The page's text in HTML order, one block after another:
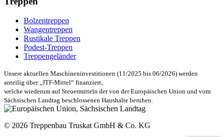
Bolzentreppen
Wangentreppen
Rustikale Treppen
Podest-Treppen
Treppengeländer
Unsere aktuellen Maschineninvestitionen (11/2025 bis 06/2026) werden
anteilig über „JTF-Mittel“ finanziert,
welche wiederum auf Steuermitteln der von der Europäischen Union und vom
Sächsischen Landtag beschlossenen Haushalte beruhen.
© 2026 Treppenbau Truskat GmbH & Co. KG